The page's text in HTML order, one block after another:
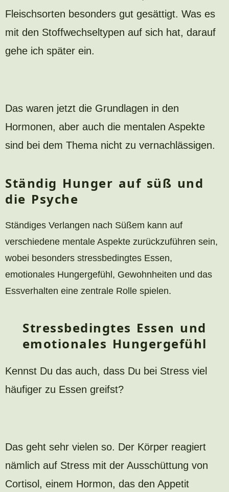
Fleischsorten besonders gut gesättigt. Was es
mit den Stoffwechseltypen auf sich hat, darauf
gehe ich später ein.
Das waren jetzt die Grundlagen in den
Hormonen, aber auch die mentalen Aspekte
sind bei dem Thema nicht zu vernachlässigen.
Ständig Hunger auf süß und
die Psyche
Ständiges Verlangen nach Süßem kann auf
verschiedene mentale Aspekte zurückzuführen sein,
wobei besonders stressbedingtes Essen,
emotionales Hungergefühl, Gewohnheiten und das
Essverhalten eine zentrale Rolle spielen.
Stressbedingtes Essen und
emotionales Hungergefühl
Kennst Du das auch, dass Du bei Stress viel
häufiger zu Essen greifst?
Das geht sehr vielen so. Der Körper reagiert
nämlich auf Stress mit der Ausschüttung von
Cortisol, einem Hormon, das den Appetit